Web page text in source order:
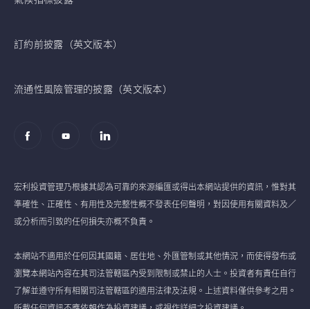
訂約前披露（英文版本）
流通性風險管理的披露（英文版本）
宏利投資管理乃根據其認為可靠的來源編匯或得出本網站提供的資訊，惟對其
準確性、正確性、有用性及完整性概不發表任何聲明，對因使用有關資料及／
或分析而引致的任何損失亦概不負責。
本網站不適用於任何因其國籍、居住地、外匯管制或其他情況，而使得發布或
瀏覽本網站內容在其司法管轄區內受到限制或禁止的人士。投資者有責任自行
了解並遵守所有相關司法管轄區的適用法律及法規。上述資料僅供參考之用。